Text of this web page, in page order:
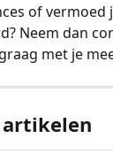
of vermoed
Neem dan
met je
artikelen